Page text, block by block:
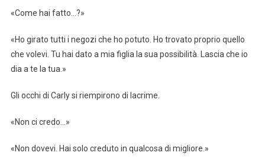
«Come hai fatto…?»
«Ho girato tutti i negozi che ho potuto. Ho trovato proprio quello
che volevi. Tu hai dato a mia figlia la sua possibilità. Lascia che io
dia a te la tua.»
Gli occhi di Carly si riempirono di lacrime.
«Non ci credo…»
«Non dovevi. Hai solo creduto in qualcosa di migliore.»